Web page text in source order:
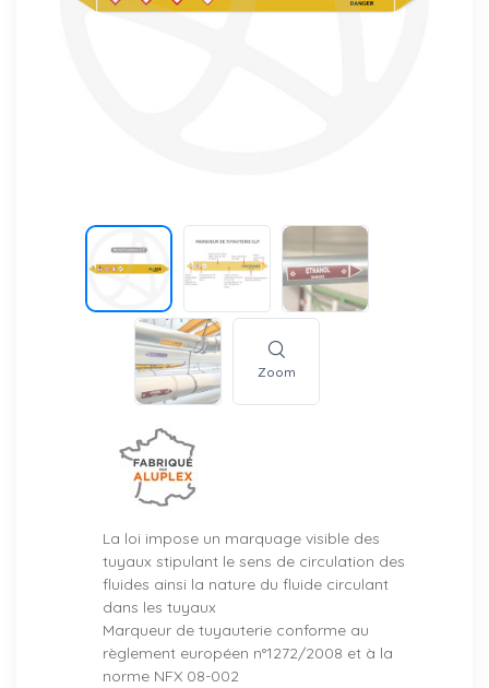
Zoom
La loi impose un marquage visible des
tuyaux stipulant le sens de circulation des
fluides ainsi la nature du fluide circulant
dans les tuyaux
Marqueur de tuyauterie conforme au
règlement européen n°1272/2008 et à la
norme NFX 08-002